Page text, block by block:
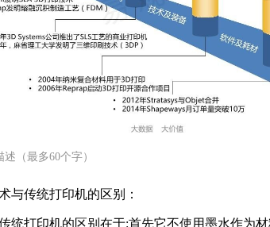
（最多60个字）
与传统打印机的区别：
统打印机的区别在于:首先它不使用墨水作为